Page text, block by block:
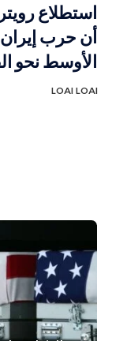
استطلاع
أن حرب
الأوسط نحو
LOAI LOAI